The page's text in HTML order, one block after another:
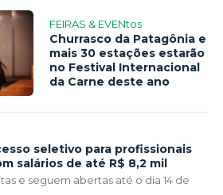
FEIRAS & EVENtos
Churrasco da Patagônia e
mais 30 estações estarão
no Festival Internacional
da Carne deste ano
seletivo para profissionais
salários de até R$ 8,2 mil
e seguem abertas até o dia 14 de